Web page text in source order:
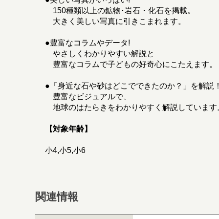
150種類以上の鉱物･岩石・化石を掲載。
大きく美しい写真に引きこまれます。
●豊富なコラムやデータ!
やさしくわかりやすい解説と
豊富なコラムで子どもの好奇心にこたえます。
●「身近な石や砂はどこでできたのか？」を解説
豊富なビジュアルで、
地球のはたらきをわかりやすく解説しています
【対象年齢】
小4,小5,小6
関連情報